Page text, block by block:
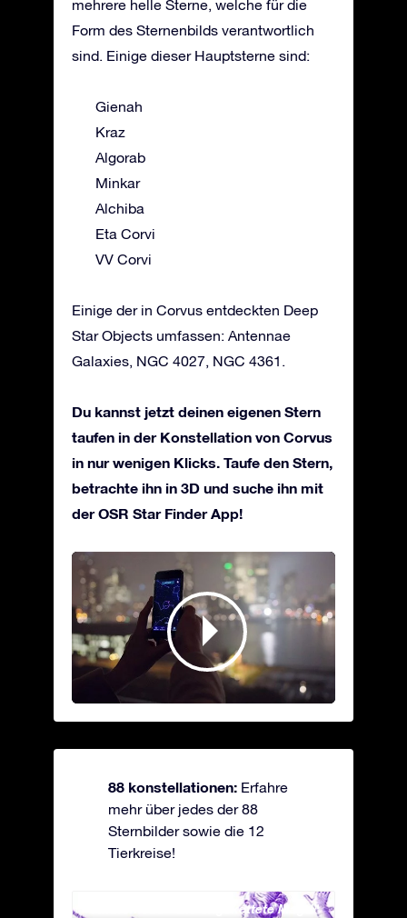
mehrere helle Sterne, welche für die
Form des Sternenbilds verantwortlich
sind. Einige dieser Hauptsterne sind:
Gienah
Kraz
Algorab
Minkar
Alchiba
Eta Corvi
VV Corvi
Einige der in Corvus entdeckten Deep
Star Objects umfassen: Antennae
Galaxies, NGC 4027, NGC 4361.
Du kannst jetzt deinen eigenen Stern
taufen in der Konstellation von Corvus
in nur wenigen Klicks. Taufe den Stern,
betrachte ihn in 3D und suche ihn mit
der OSR Star Finder App!
88 konstellationen: Erfahre
mehr über jedes der 88
Sternbilder sowie die 12
Tierkreise!
Andromeda - Die angekettete Magd